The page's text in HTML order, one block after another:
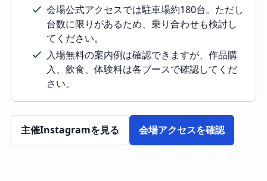
会場公式アクセスでは駐車場約180台。ただし
台数に限りがあるため、乗り合わせも検討し
てください。
入場無料の案内例は確認できますが、作品購
入、飲食、体験料は各ブースで確認してくだ
さい。
主催Instagramを見る 会場アクセスを確認